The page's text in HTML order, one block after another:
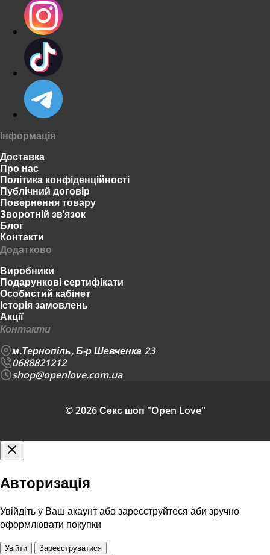
Інформація
Доставка
Про нас
Політика конфіденційності
Публічний договір
Повернення товару
Зворотній зв’язок
Блог
Контакти
Додатково
Виробники
Подарункові сертифікати
Особистий кабінет
Історія замовлень
Акції
Контакти
м.Тернопіль, Б-р Шевченка 23
0688821212
shop@openlove.com.ua
© 2026 Секс шоп "Open Love"
Авторизація
Увійдіть у Ваш акаунт або зареєструйтеся аби зручно
оформлювати покупки
Увійти Зареєструватися